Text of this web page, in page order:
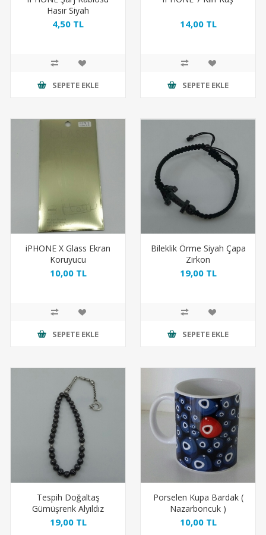
Hasır Siyah
4,50 TL
SEPETE EKLE
14,00 TL
SEPETE EKLE
iPHONE X Glass Ekran
Koruyucu
10,00 TL
SEPETE EKLE
Bileklik Örme Siyah Çapa
Zirkon
19,00 TL
SEPETE EKLE
Tespih Doğaltaş
Gümüşrenk Alyıldız
19,00 TL
Porselen Kupa Bardak (
Nazarboncuk )
10,00 TL